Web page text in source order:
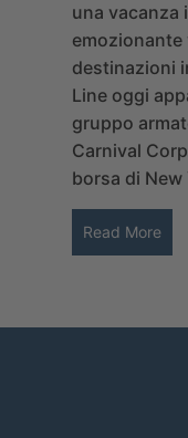
una vacanza
destinazioni
Line oggi
gruppo
Carnival
borsa di New
Read More